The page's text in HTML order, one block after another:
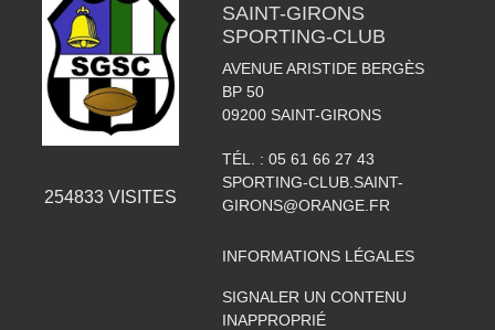
254833 VISITES
SAINT-GIRONS
SPORTING-CLUB
AVENUE ARISTIDE BERGÈS
BP 50
09200 SAINT-GIRONS
TÉL. : 05 61 66 27 43
SPORTING-CLUB.SAINT-
GIRONS@ORANGE.FR
INFORMATIONS LÉGALES
SIGNALER UN CONTENU
INAPPROPRIÉ